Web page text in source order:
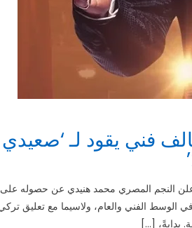
فني يقود لـ ‘صعيدي
النجم المصري محمد هنيدي عن حصوله على
الوسط الفني والعام، ولاسيما مع تعليق
بدايةً، […]